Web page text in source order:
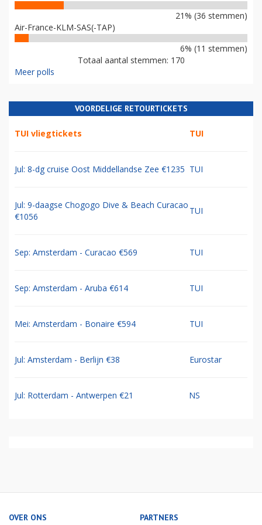
21% (36 stemmen)
Air-France-KLM-SAS(-TAP)
6% (11 stemmen)
Totaal aantal stemmen: 170
Meer polls
VOORDELIGE RETOURTICKETS
TUI vliegtickets TUI
Jul: 8-dg cruise Oost Middellandse Zee €1235 TUI
Jul: 9-daagse Chogogo Dive & Beach Curacao
€1056
TUI
Sep: Amsterdam - Curacao €569 TUI
Sep: Amsterdam - Aruba €614 TUI
Mei: Amsterdam - Bonaire €594 TUI
Jul: Amsterdam - Berlijn €38 Eurostar
Jul: Rotterdam - Antwerpen €21 NS
OVER ONS PARTNERS